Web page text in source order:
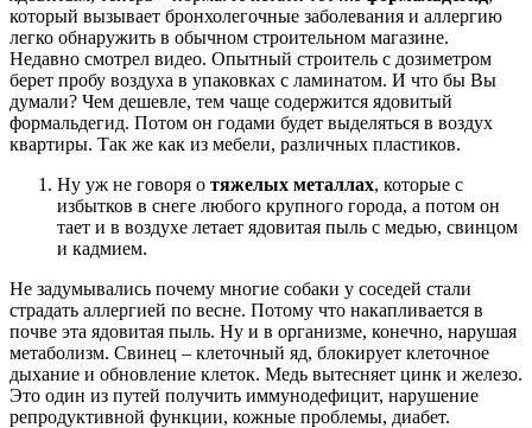
который вызывает бронхолегочные заболевания и аллергию
легко обнаружить в обычном строительном магазине.
Недавно смотрел видео. Опытный строитель с дозиметром
берет пробу воздуха в упаковках с ламинатом. И что бы Вы
думали? Чем дешевле, тем чаще содержится ядовитый
формальдегид. Потом он годами будет выделяться в воздух
квартиры. Так же как из мебели, различных пластиков.
Ну уж не говоря о тяжелых металлах, которые с
избытков в снеге любого крупного города, а потом он
тает и в воздухе летает ядовитая пыль с медью, свинцом
и кадмием.
Не задумывались почему многие собаки у соседей стали
страдать аллергией по весне. Потому что накапливается в
почве эта ядовитая пыль. Ну и в организме, конечно, нарушая
метаболизм. Свинец – клеточный яд, блокирует клеточное
дыхание и обновление клеток. Медь вытесняет цинк и железо.
Это один из путей получить иммунодефицит, нарушение
репродуктивной функции, кожные проблемы, диабет.